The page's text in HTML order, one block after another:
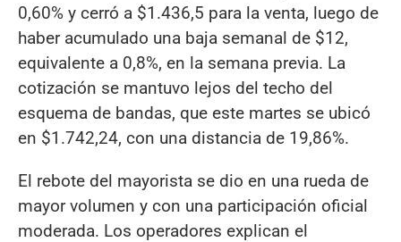
0,60% y cerró a $1.436,5 para la venta, luego de
haber acumulado una baja semanal de $12,
equivalente a 0,8%, en la semana previa. La
cotización se mantuvo lejos del techo del
esquema de bandas, que este martes se ubicó
en $1.742,24, con una distancia de 19,86%.
El rebote del mayorista se dio en una rueda de
mayor volumen y con una participación oficial
moderada. Los operadores explican el